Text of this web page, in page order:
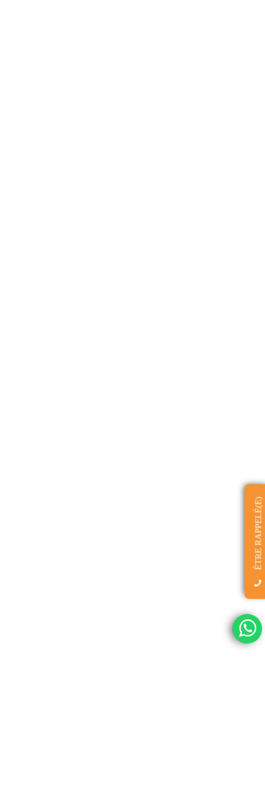
ÊTRE RAPPELÉ(E)